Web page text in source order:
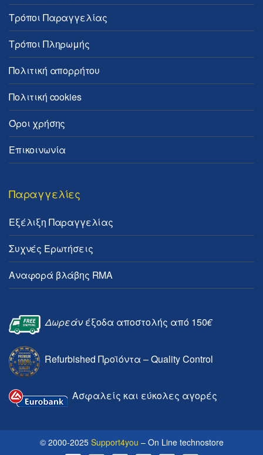
Τρόποι Παραγγελίας
Τρόποι Πληρωμής
Πολιτική απορρήτου
Πολιτική cookies
Όροι χρήσης
Επικοινωνία
Παραγγελίες
Εξέλιξη Παραγγελίας
Συχνές Ερωτήσεις
Αναφορά βλάβης RMA
Δωρεάνέξοδα αποστολής από 150€
Refurbished Προϊόντα – Quality Control
Ασφαλείς και εύκολες αγορές
© 2000-2025 Support4you – On Line technostore